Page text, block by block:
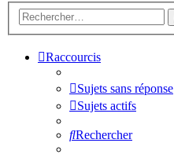
Raccourcis
Sujets sans réponse
Sujets actifs
Rechercher